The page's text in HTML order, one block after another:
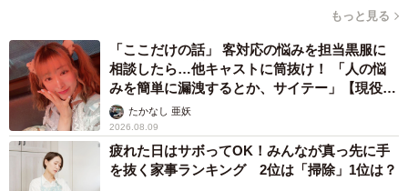
#赤ちゃん
#男の子 #boys #boy #小上がり #小上がり和室 #小窓 #オム
ツ #おむつ ♬ Everyday jingle that seems to be mischievous
- hidekazu
三つ子のオムツ消費量や出産、育児について、ママに話
を聞きました。
もっと見る
「ここだけの話」 客対応の悩みを担当黒服に
相談したら…他キャストに筒抜け！ 「人の悩
みを簡単に漏洩するとか、サイテー」【現役キ
ャストに取材】
たかなし 亜妖
2026.08.09
疲れた日はサボってOK！みんなが真っ先に手
を抜く家事ランキング 2位は「掃除」1位は？